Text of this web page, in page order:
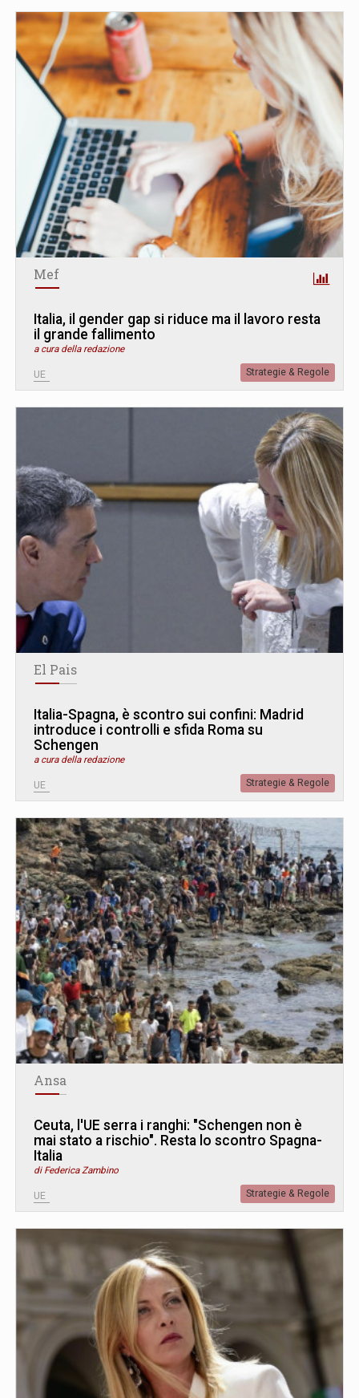
Mef
Italia, il gender gap si riduce ma il lavoro resta
il grande fallimento
a cura della redazione
UE Strategie & Regole
El Pais
Italia-Spagna, è scontro sui confini: Madrid
introduce i controlli e sfida Roma su
Schengen
a cura della redazione
UE Strategie & Regole
Ansa
Ceuta, l'UE serra i ranghi: "Schengen non è
mai stato a rischio". Resta lo scontro Spagna-
Italia
di Federica Zambino
UE Strategie & Regole